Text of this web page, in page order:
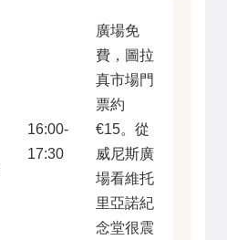
16:00-
17:30
廣場免
費，圖拉
真市場門
票約
€15。從
威尼斯廣
場看維托
里亞諾紀
念堂很震